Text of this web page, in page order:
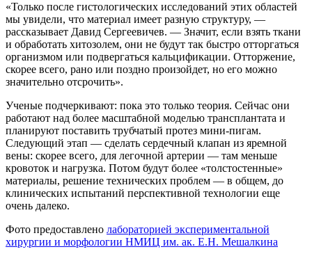
«Только после гистологических исследований этих областей
мы увидели, что материал имеет разную структуру, —
рассказывает Давид Сергеевичев. — Значит, если взять ткани
и обработать хитозолем, они не будут так быстро отторгаться
организмом или подвергаться кальцификации. Отторжение,
скорее всего, рано или поздно произойдет, но его можно
значительно отсрочить».
Ученые подчеркивают: пока это только теория. Сейчас они
работают над более масштабной моделью трансплантата и
планируют поставить трубчатый протез мини-пигам.
Следующий этап — сделать сердечный клапан из яремной
вены: скорее всего, для легочной артерии — там меньше
кровоток и нагрузка. Потом будут более «толстостенные»
материалы, решение технических проблем — в общем, до
клинических испытаний перспективной технологии еще
очень далеко.
Фото предоставлено лабораторией экспериментальной
хирургии и морфологии НМИЦ им. ак. Е.Н. Мешалкина